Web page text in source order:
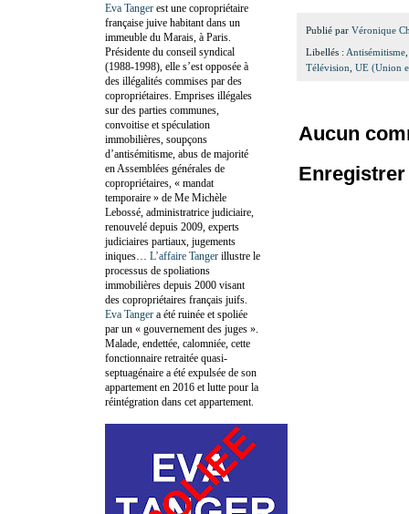
Publié par Véronique
Libellés : Antisémitisme,
Télévision, UE (Union
Aucun
Eva Tanger est une copropriétaire
française juive habitant dans un
immeuble du Marais, à Paris.
Présidente du conseil syndical
(1988-1998), elle s’est opposée à
des illégalités commises par des
copropriétaires. Emprises illégales
sur des parties communes,
convoitise et spéculation
immobilières, soupçons
d’antisémitisme, abus de majorité
en Assemblées générales de
copropriétaires, « mandat
temporaire » de Me Michèle
Lebossé, administratrice judiciaire,
renouvelé depuis 2009, experts
judiciaires partiaux, jugements
iniques… L’affaire Tanger illustre le
processus de spoliations
immobilières depuis 2000 visant
des copropriétaires français juifs.
Eva Tanger a été ruinée et spoliée
par un « gouvernement des juges ».
Malade, endettée, calomniée, cette
fonctionnaire retraitée quasi-
septuagénaire a été expulsée de son
appartement en 2016 et lutte pour la
réintégration dans cet appartement.